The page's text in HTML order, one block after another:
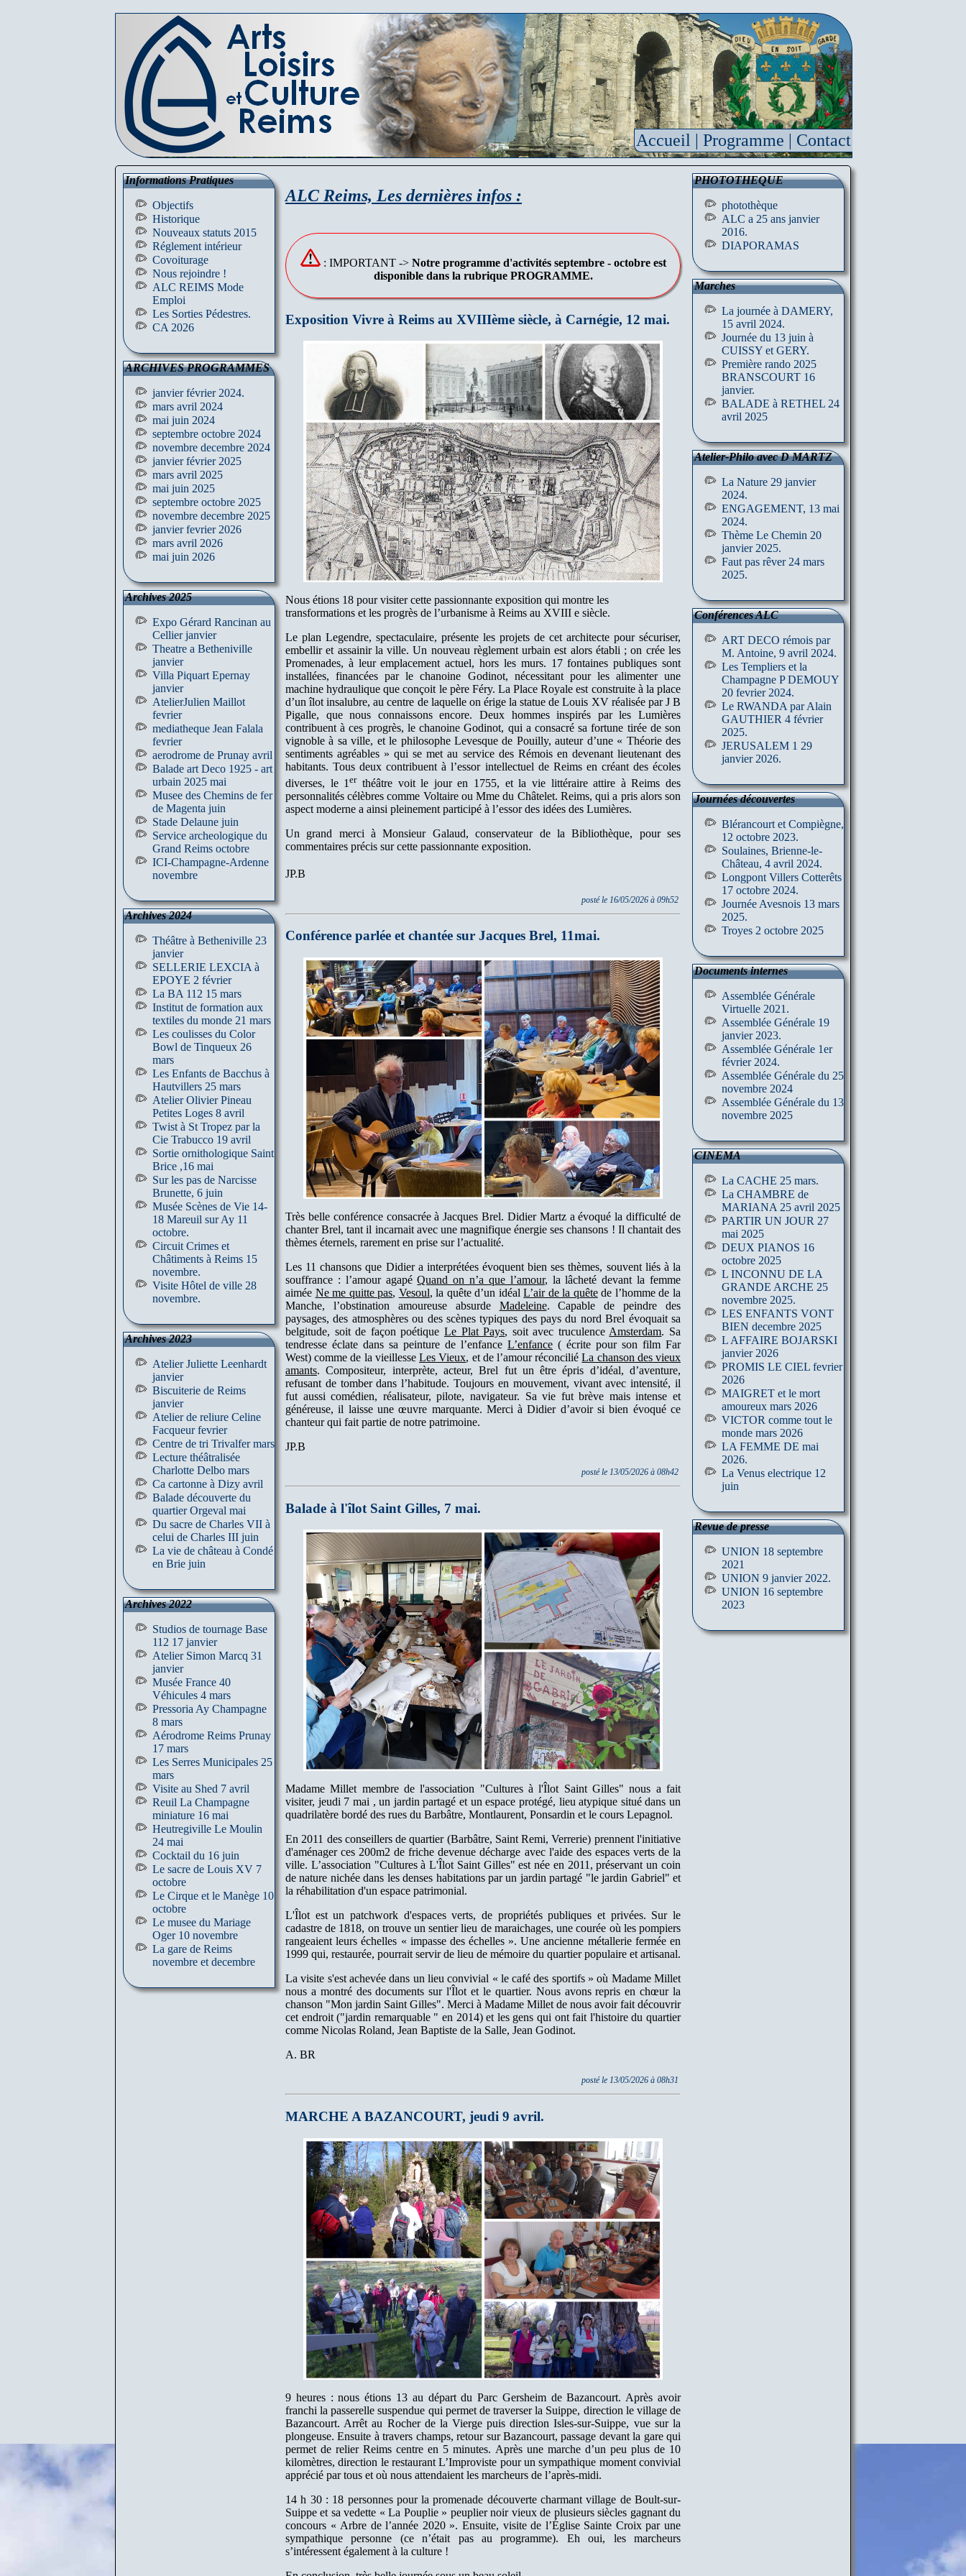
Accueil | Programme | Contact
Informations Pratiques
Objectifs
Historique
Nouveaux statuts 2015
Réglement intérieur
Covoiturage
Nous rejoindre !
ALC REIMS Mode
Emploi
Les Sorties Pédestres.
CA 2026
ARCHIVES PROGRAMMES
janvier février 2024.
mars avril 2024
mai juin 2024
septembre octobre 2024
novembre decembre 2024
janvier février 2025
mars avril 2025
mai juin 2025
septembre octobre 2025
novembre decembre 2025
janvier fevrier 2026
mars avril 2026
mai juin 2026
Archives 2025
Expo Gérard Rancinan au
Cellier janvier
Theatre a Betheniville
janvier
Villa Piquart Epernay
janvier
AtelierJulien Maillot
fevrier
mediatheque Jean Falala
fevrier
aerodrome de Prunay avril
Balade art Deco 1925 - art
urbain 2025 mai
Musee des Chemins de fer
de Magenta juin
Stade Delaune juin
Service archeologique du
Grand Reims octobre
ICI-Champagne-Ardenne
novembre
Archives 2024
Théâtre à Betheniville 23
janvier
SELLERIE LEXCIA à
EPOYE 2 février
La BA 112 15 mars
Institut de formation aux
textiles du monde 21 mars
Les coulisses du Color
Bowl de Tinqueux 26
mars
Les Enfants de Bacchus à
Hautvillers 25 mars
Atelier Olivier Pineau
Petites Loges 8 avril
Twist à St Tropez par la
Cie Trabucco 19 avril
Sortie ornithologique Saint
Brice ,16 mai
Sur les pas de Narcisse
Brunette, 6 juin
Musée Scènes de Vie 14-
18 Mareuil sur Ay 11
octobre.
Circuit Crimes et
Châtiments à Reims 15
novembre.
Visite Hôtel de ville 28
novembre.
Archives 2023
Atelier Juliette Leenhardt
janvier
Biscuiterie de Reims
janvier
Atelier de reliure Celine
Facqueur fevrier
Centre de tri Trivalfer mars
Lecture théâtralisée
Charlotte Delbo mars
Ca cartonne à Dizy avril
Balade découverte du
quartier Orgeval mai
Du sacre de Charles VII à
celui de Charles III juin
La vie de château à Condé
en Brie juin
Archives 2022
Studios de tournage Base
112 17 janvier
Atelier Simon Marcq 31
janvier
Musée France 40
Véhicules 4 mars
Pressoria Ay Champagne
8 mars
Aérodrome Reims Prunay
17 mars
Les Serres Municipales 25
mars
Visite au Shed 7 avril
Reuil La Champagne
miniature 16 mai
Heutregiville Le Moulin
24 mai
Cocktail du 16 juin
Le sacre de Louis XV 7
octobre
Le Cirque et le Manège 10
octobre
Le musee du Mariage
Oger 10 novembre
La gare de Reims
novembre et decembre
PHOTOTHEQUE
photothèque
ALC a 25 ans janvier
2016.
DIAPORAMAS
Marches
La journée à DAMERY,
15 avril 2024.
Journée du 13 juin à
CUISSY et GERY.
Première rando 2025
BRANSCOURT 16
janvier.
BALADE à RETHEL 24
avril 2025
Atelier-Philo avec D MARTZ
La Nature 29 janvier
2024.
ENGAGEMENT, 13 mai
2024.
Thème Le Chemin 20
janvier 2025.
Faut pas rêver 24 mars
2025.
Conférences ALC
ART DECO rémois par
M. Antoine, 9 avril 2024.
Les Templiers et la
Champagne P DEMOUY
20 fevrier 2024.
Le RWANDA par Alain
GAUTHIER 4 février
2025.
JERUSALEM 1 29
janvier 2026.
Journées découvertes
Blérancourt et Compiègne,
12 octobre 2023.
Soulaines, Brienne-le-
Château, 4 avril 2024.
Longpont Villers Cotterêts
17 octobre 2024.
Journée Avesnois 13 mars
2025.
Troyes 2 octobre 2025
Documents internes
Assemblée Générale
Virtuelle 2021.
Assemblée Générale 19
janvier 2023.
Assemblée Générale 1er
février 2024.
Assemblée Générale du 25
novembre 2024
Assemblée Générale du 13
novembre 2025
CINEMA
La CACHE 25 mars.
La CHAMBRE de
MARIANA 25 avril 2025
PARTIR UN JOUR 27
mai 2025
DEUX PIANOS 16
octobre 2025
L INCONNU DE LA
GRANDE ARCHE 25
novembre 2025.
LES ENFANTS VONT
BIEN decembre 2025
L AFFAIRE BOJARSKI
janvier 2026
PROMIS LE CIEL fevrier
2026
MAIGRET et le mort
amoureux mars 2026
VICTOR comme tout le
monde mars 2026
LA FEMME DE mai
2026.
La Venus electrique 12
juin
Revue de presse
UNION 18 septembre
2021
UNION 9 janvier 2022.
UNION 16 septembre
2023
ALC Reims, Les dernières infos :
: IMPORTANT -> Notre programme d'activités septembre - octobre est
disponible dans la rubrique PROGRAMME.
Exposition Vivre à Reims au XVIIIème siècle, à Carnégie, 12 mai.
Nous étions 18 pour visiter cette passionnante exposition qui montre les
transformations et les progrès de l’urbanisme à Reims au XVIII e siècle.
Le plan Legendre, spectaculaire, présente les projets de cet architecte pour sécuriser,
embellir et assainir la ville. Un nouveau règlement urbain est alors établi ; on crée les
Promenades, à leur emplacement actuel, hors les murs. 17 fontaines publiques sont
installées, financées par le chanoine Godinot, nécessitant pour les alimenter une
machine hydraulique que conçoit le père Féry. La Place Royale est construite à la place
d’un îlot insalubre, au centre de laquelle on érige la statue de Louis XV réalisée par J B
Pigalle, que nous connaissons encore. Deux hommes inspirés par les Lumières
contribuent à ces progrès, le chanoine Godinot, qui a consacré sa fortune tirée de son
vignoble à sa ville, et le philosophe Levesque de Pouilly, auteur d’une « Théorie des
sentiments agréables » qui se met au service des Rémois en devenant lieutenant des
habitants. Tous deux contribuent à l’essor intellectuel de Reims en créant des écoles
diverses, le 1erthéâtre voit le jour en 1755, et la vie littéraire attire à Reims des
personnalités célèbres comme Voltaire ou Mme du Châtelet. Reims, qui a pris alors son
aspect moderne a ainsi pleinement participé à l’essor des idées des Lumières.
Un grand merci à Monsieur Galaud, conservateur de la Bibliothèque, pour ses
commentaires précis sur cette passionnante exposition.
JP.B
posté le 16/05/2026 à 09h52
Conférence parlée et chantée sur Jacques Brel, 11mai.
Très belle conférence consacrée à Jacques Brel. Didier Martz a évoqué la difficulté de
chanter Brel, tant il incarnait avec une magnifique énergie ses chansons ! Il chantait des
thèmes éternels, rarement en prise sur l’actualité.
Les 11 chansons que Didier a interprétées évoquent bien ses thèmes, souvent liés à la
souffrance : l’amour agapéQuand on n’a que l’amour, la lâcheté devant la femme
aimée Ne me quitte pas, Vesoul, la quête d’un idéalL’air de la quêtede l’homme de la
Manche, l’obstination amoureuse absurde Madeleine. Capable de peindre des
paysages, des atmosphères ou des scènes typiques des pays du nord Brel évoquait sa
belgitude, soit de façon poétique Le Plat Pays, soit avec truculence Amsterdam. Sa
tendresse éclate dans sa peinture de l’enfance L’enfance ( écrite pour son film Far
West) comme de la vieillesseLes Vieux, et de l’amour réconciliéLa chanson des vieux
amants. Compositeur, interprète, acteur, Brel fut un être épris d’idéal, d’aventure,
refusant de tomber dans l’habitude. Toujours en mouvement, vivant avec intensité, il
fut aussi comédien, réalisateur, pilote, navigateur. Sa vie fut brève mais intense et
généreuse, il laisse une œuvre marquante. Merci à Didier d’avoir si bien évoqué ce
chanteur qui fait partie de notre patrimoine.
JP.B
posté le 13/05/2026 à 08h42
Balade à l'îlot Saint Gilles, 7 mai.
Madame Millet membre de l'association "Cultures à l'Îlot Saint Gilles" nous a fait
visiter, jeudi 7 mai , un jardin partagé et un espace protégé, lieu atypique situé dans un
quadrilatère bordé des rues du Barbâtre, Montlaurent, Ponsardin et le cours Lepagnol.
En 2011 des conseillers de quartier (Barbâtre, Saint Remi, Verrerie) prennent l'initiative
d'aménager ces 200m2 de friche devenue décharge avec l'aide des espaces verts de la
ville. L’association "Cultures à L'Îlot Saint Gilles" est née en 2011, préservant un coin
de nature nichée dans les denses habitations par un jardin partagé "le jardin Gabriel" et
la réhabilitation d'un espace patrimonial.
L'Îlot est un patchwork d'espaces verts, de propriétés publiques et privées. Sur le
cadastre de 1818, on trouve un sentier lieu de maraichages, une courée où les pompiers
rangeaient leurs échelles « impasse des échelles ». Une ancienne métallerie fermée en
1999 qui, restaurée, pourrait servir de lieu de mémoire du quartier populaire et artisanal.
La visite s'est achevée dans un lieu convivial « le café des sportifs » où Madame Millet
nous a montré des documents sur l'Îlot et le quartier. Nous avons repris en chœur la
chanson "Mon jardin Saint Gilles". Merci à Madame Millet de nous avoir fait découvrir
cet endroit ("jardin remarquable " en 2014) et les gens qui ont fait l'histoire du quartier
comme Nicolas Roland, Jean Baptiste de la Salle, Jean Godinot.
A. BR
posté le 13/05/2026 à 08h31
MARCHE A BAZANCOURT, jeudi 9 avril.
9 heures : nous étions 13 au départ du Parc Gersheim de Bazancourt. Après avoir
franchi la passerelle suspendue qui permet de traverser la Suippe, direction le village de
Bazancourt. Arrêt au Rocher de la Vierge puis direction Isles-sur-Suippe, vue sur la
plongeuse. Ensuite à travers champs, retour sur Bazancourt, passage devant la gare qui
permet de relier Reims centre en 5 minutes. Après une marche d’un peu plus de 10
kilomètres, direction le restaurant L’Improviste pour un sympathique moment convivial
apprécié par tous et où nous attendaient les marcheurs de l’après-midi.
14 h 30 : 18 personnes pour la promenade découverte charmant village de Boult-sur-
Suippe et sa vedette « La Pouplie » peuplier noir vieux de plusieurs siècles gagnant du
concours « Arbre de l’année 2020 ». Ensuite, visite de l’Église Sainte Croix par une
sympathique personne (ce n’était pas au programme). Eh oui, les marcheurs
s’intéressent également à la culture !